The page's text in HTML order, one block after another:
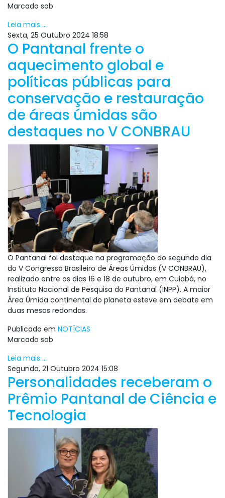
Marcado sob
Leia mais ...
Sexta, 25 Outubro 2024 18:58
O Pantanal frente o
aquecimento global e
políticas públicas para
conservação e restauração
de áreas úmidas são
destaques no V CONBRAU
O Pantanal foi destaque na programação do segundo dia
do V Congresso Brasileiro de Áreas Úmidas (V CONBRAU),
realizado entre os dias 16 e 18 de outubro, em Cuiabá, no
Instituto Nacional de Pesquisa do Pantanal (INPP). A maior
Área Úmida continental do planeta esteve em debate em
duas mesas redondas.
Publicado em NOTÍCIAS
Marcado sob
Leia mais ...
Segunda, 21 Outubro 2024 15:08
Personalidades receberam o
Prêmio Pantanal de Ciência e
Tecnologia